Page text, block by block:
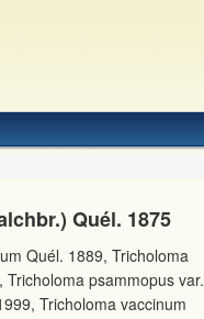
Quél. 1875
Quél. 1889, Tricholoma
psammopus var.
Tricholoma vaccinum